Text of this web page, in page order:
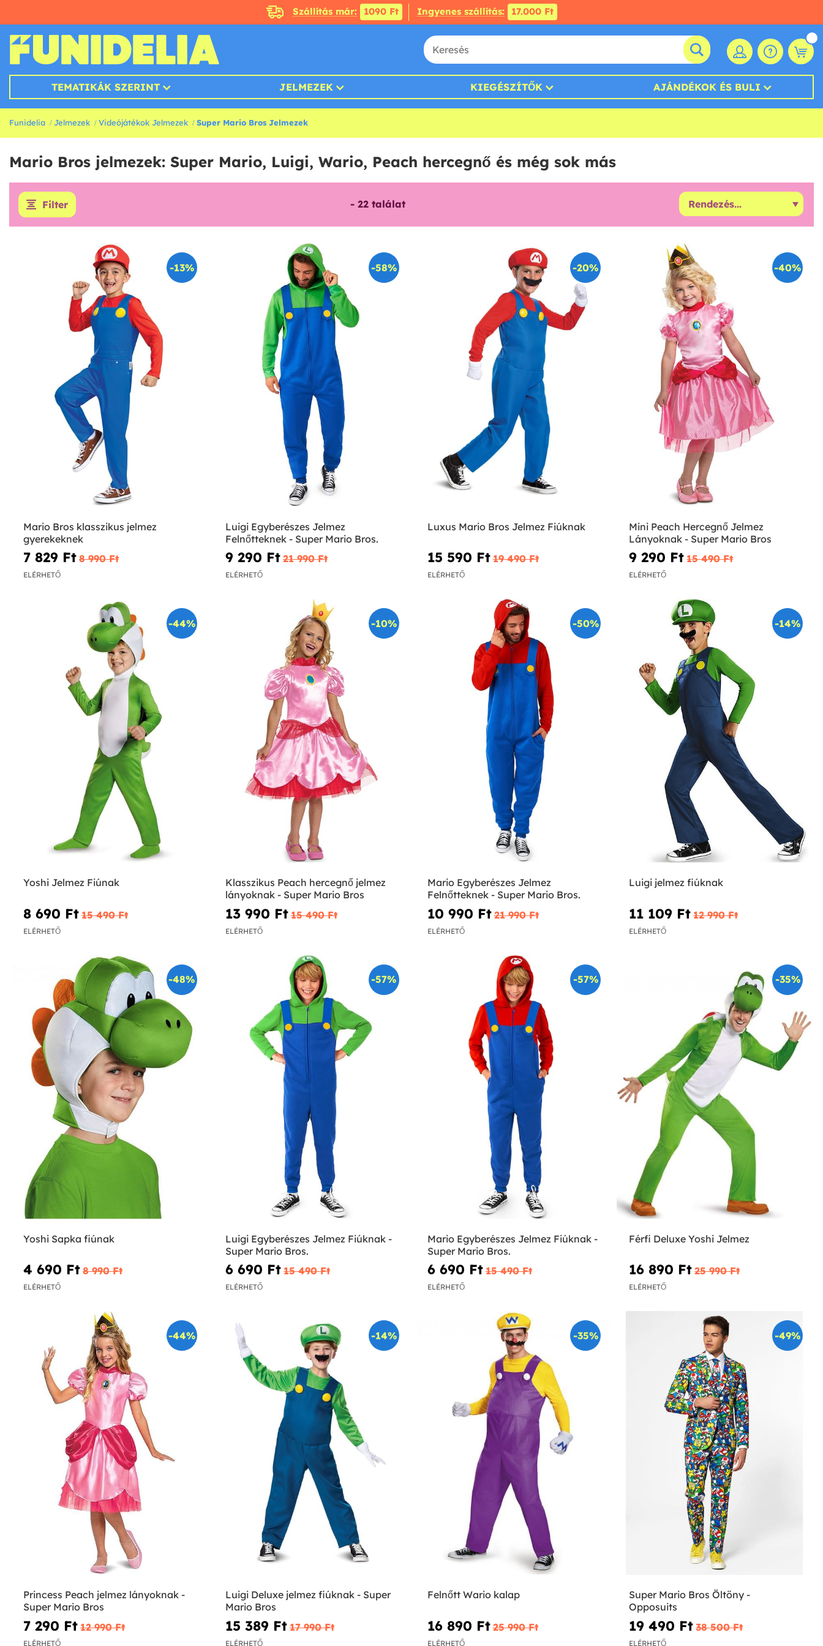
Szállítás már: 1090 Ft Ingyenes szállítás: 17.000 Ft
TEMATIKÁK SZERINT JELMEZEK KIEGÉSZÍTŐK AJÁNDÉKOK ÉS BULI
Funidelia Jelmezek Videójátékok Jelmezek Super Mario Bros Jelmezek
Mario Bros jelmezek: Super Mario, Luigi, Wario, Peach hercegnő és még sok más
Filter - 22találat
-13%
Mario Bros klasszikus jelmez
gyerekeknek
7 829 Ft‎ 8 990 Ft‎
ELÉRHETŐ
-58%
Luigi Egyberészes Jelmez
Felnőtteknek - Super Mario Bros.
9 290 Ft‎ 21 990 Ft‎
ELÉRHETŐ
-20%
Luxus Mario Bros Jelmez Fiúknak
15 590 Ft‎ 19 490 Ft‎
ELÉRHETŐ
-40%
Mini Peach Hercegnő Jelmez
Lányoknak - Super Mario Bros
9 290 Ft‎ 15 490 Ft‎
ELÉRHETŐ
-44%
Yoshi Jelmez Fiúnak
8 690 Ft‎ 15 490 Ft‎
ELÉRHETŐ
-10%
Klasszikus Peach hercegnő jelmez
lányoknak - Super Mario Bros
13 990 Ft‎ 15 490 Ft‎
ELÉRHETŐ
-50%
Mario Egyberészes Jelmez
Felnőtteknek - Super Mario Bros.
10 990 Ft‎ 21 990 Ft‎
ELÉRHETŐ
-14%
Luigi jelmez fiúknak
11 109 Ft‎ 12 990 Ft‎
ELÉRHETŐ
-48%
Yoshi Sapka fiúnak
4 690 Ft‎ 8 990 Ft‎
ELÉRHETŐ
-57%
Luigi Egyberészes Jelmez Fiúknak -
Super Mario Bros.
6 690 Ft‎ 15 490 Ft‎
ELÉRHETŐ
-57%
Mario Egyberészes Jelmez Fiúknak -
Super Mario Bros.
6 690 Ft‎ 15 490 Ft‎
ELÉRHETŐ
-35%
Férfi Deluxe Yoshi Jelmez
16 890 Ft‎ 25 990 Ft‎
ELÉRHETŐ
-44%
Princess Peach jelmez lányoknak -
Super Mario Bros
7 290 Ft‎ 12 990 Ft‎
ELÉRHETŐ
-14%
Luigi Deluxe jelmez fiúknak - Super
Mario Bros
15 389 Ft‎ 17 990 Ft‎
ELÉRHETŐ
-35%
Felnőtt Wario kalap
16 890 Ft‎ 25 990 Ft‎
ELÉRHETŐ
-49%
Super Mario Bros Öltöny -
Opposuits
19 490 Ft‎ 38 500 Ft‎
ELÉRHETŐ